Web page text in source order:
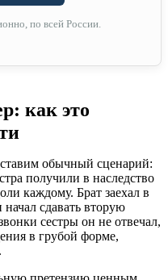
по всей России.
как это
обычный сценарий:
получили в наследство
каждому. Брат заехал в
сдавать вторую
сестры он не отвечал,
в грубой форме,